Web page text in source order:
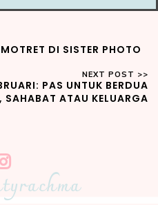
DI SISTER PHOTO
PAS UNTUK BERDUA
SAHABAT ATAU KELUARGA